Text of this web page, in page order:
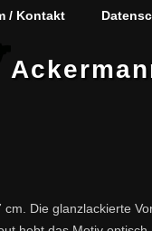
/ Kontakt
Die glanzlackierte